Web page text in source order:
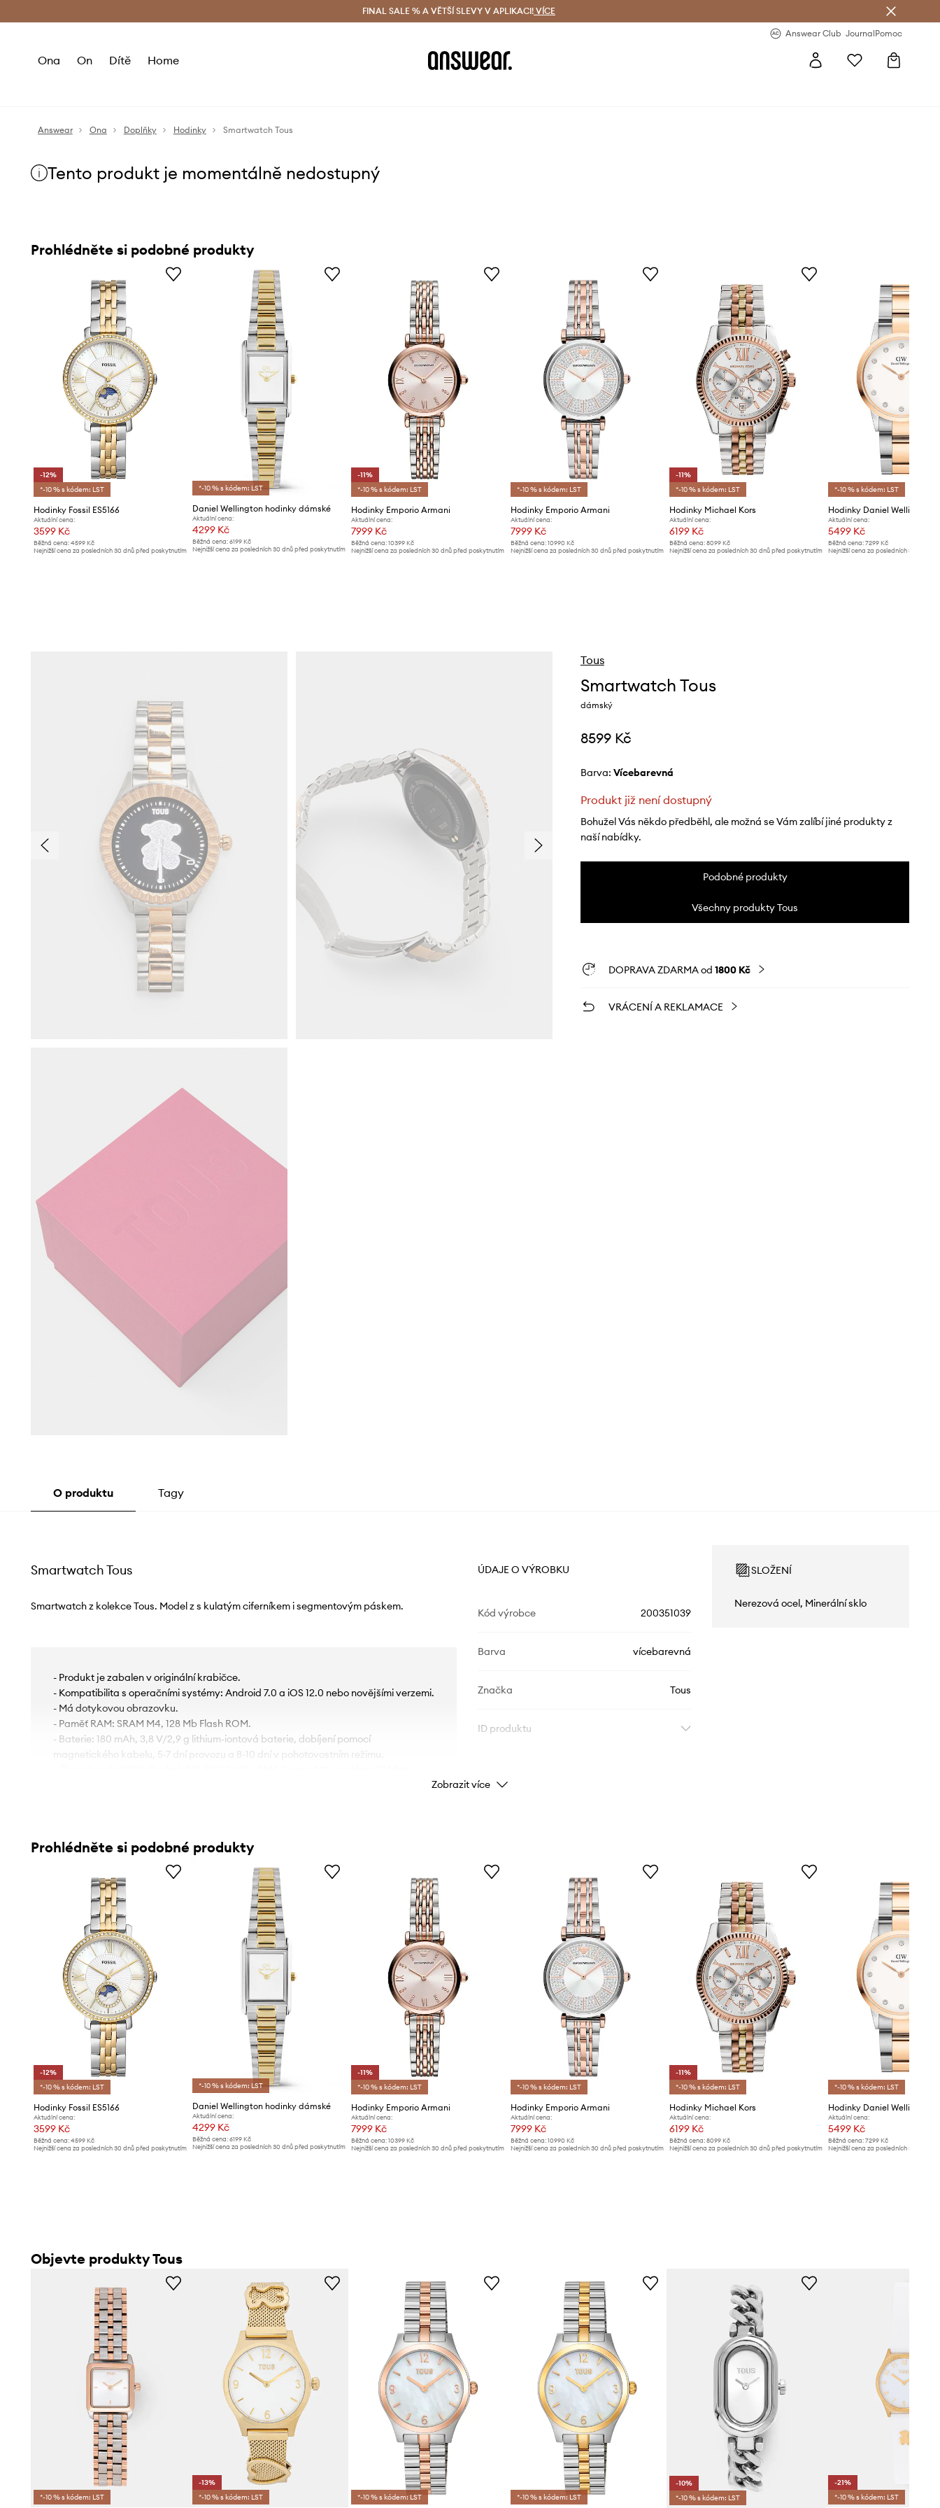
Doručení a vrácení zdarma (od 1800 Kč) Doručení i do 24 h
FINAL SALE % A VĚTŠÍ SLEVY V APLIKACI! VÍCE
Answear Club JournalPomoc
Ona On Dítě Home
Answear Ona Doplňky Hodinky Smartwatch Tous
Tento produkt je momentálně nedostupný
Prohlédněte si podobné produkty
-12%
*-10 % s kódem: LST
Hodinky Fossil ES5166
Aktuální cena:
3599 Kč
Běžná cena: 4599 Kč
Nejnižší cena za posledních 30 dnů před poskytnutím
*-10 % s kódem: LST
Daniel Wellington hodinky dámské
Aktuální cena:
4299 Kč
Běžná cena:6199 Kč
Nejnižší cena za posledních 30 dnů před poskytnutím
-11%
*-10 % s kódem: LST
Hodinky Emporio Armani
Aktuální cena:
7999 Kč
Běžná cena: 10399 Kč
Nejnižší cena za posledních 30 dnů před poskytnutím
*-10 % s kódem: LST
Hodinky Emporio Armani
Aktuální cena:
7999 Kč
Běžná cena: 10990 Kč
Nejnižší cena za posledních 30 dnů před poskytnutím
-11%
*-10 % s kódem: LST
Hodinky Michael Kors
Aktuální cena:
6199 Kč
Běžná cena:8099 Kč
Nejnižší cena za posledních 30 dnů před poskytnutím
*-10 % s kódem: LST
Aktuální cena:
5499 Kč
Běžná cena: 7299 Kč
Nejnižší cena za posledních 30 dnů
Tous
Smartwatch Tous
dámský
8599 Kč
Barva: vícebarevná
Produkt již není dostupný
Bohužel Vás někdo předběhl, ale možná se Vám zalíbí jiné produkty z
naší nabídky.
Podobné produkty
Všechny produkty Tous
DOPRAVA ZDARMA od 1800 Kč
VRÁCENÍ A REKLAMACE
O produktu Tagy
Smartwatch Tous
Smartwatch z kolekce Tous. Model z s kulatým ciferníkem i segmentovým páskem.
- Produkt je zabalen v originální krabičce.
- Kompatibilita s operačními systémy: Android 7.0 a iOS 12.0 nebo novějšími verzemi.
- Má dotykovou obrazovku.
- Paměť RAM: SRAM M4, 128 Mb Flash ROM.
- Baterie: 180 mAh, 3,8 V/2,9 g lithium-iontová baterie, dobíjení pomocí
magnetického kabelu, 5-7 dní provozu a 8-10 dní v pohotovostním režimu.
(přibližná), upozornění na menstruační cyklus.
- Sklíčko: minerální (tvrzené velice odolné proti odření, jen stěží lze povrchově
poškodit).
- Šířka řemínku: 18 mm.
- Průměr pouzdra: 40,30 mm.
- Operační systém: RT OS.
ÚDAJE O VÝROBKU
Kód výrobce 200351039
Barva vícebarevná
Značka Tous
ID produktu
SLOŽENÍ
Nerezová ocel, Minerální sklo
Zobrazit více
Prohlédněte si podobné produkty
-12%
*-10 % s kódem: LST
Hodinky Fossil ES5166
Aktuální cena:
3599 Kč
Běžná cena: 4599 Kč
Nejnižší cena za posledních 30 dnů před poskytnutím
*-10 % s kódem: LST
Daniel Wellington hodinky dámské
Aktuální cena:
4299 Kč
Běžná cena:6199 Kč
Nejnižší cena za posledních 30 dnů před poskytnutím
-11%
*-10 % s kódem: LST
Hodinky Emporio Armani
Aktuální cena:
7999 Kč
Běžná cena: 10399 Kč
Nejnižší cena za posledních 30 dnů před poskytnutím
*-10 % s kódem: LST
Hodinky Emporio Armani
Aktuální cena:
7999 Kč
Běžná cena: 10990 Kč
Nejnižší cena za posledních 30 dnů před poskytnutím
-11%
*-10 % s kódem: LST
Hodinky Michael Kors
Aktuální cena:
6199 Kč
Běžná cena:8099 Kč
Nejnižší cena za posledních 30 dnů před poskytnutím
*-10 % s kódem: LST
Aktuální cena:
5499 Kč
Běžná cena: 7299 Kč
Nejnižší cena za posledních 30 dnů
Objevte produkty Tous
*-10 % s kódem: LST
-13%
*-10 % s kódem: LST
*-10 % s kódem: LST *-10 % s kódem: LST
-10%
*-10 % s kódem: LST
-21%
*-10 % s kódem: LST